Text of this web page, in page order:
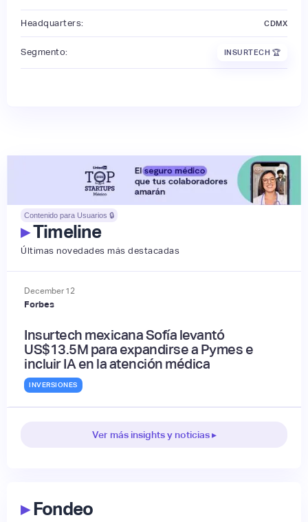
Headquarters: CDMX
Segmento: INSURTECH 🏆
Contenido para Usuarios 🔒
▸Timeline
Últimas novedades más destacadas
December 12
Forbes
Insurtech mexicana Sofía levantó
US$13.5M para expandirse a Pymes e
incluir IA en la atención médica
INVERSIONES
Ver más insights y noticias ▸
▸Fondeo